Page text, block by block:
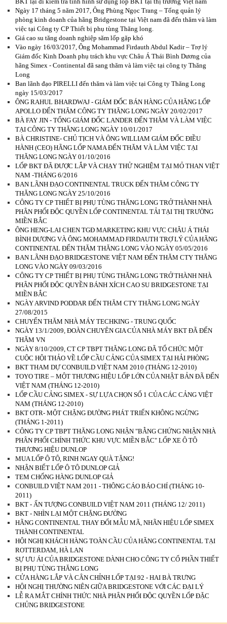
Ngày 17 tháng 5 năm 2017, Ông Phùng Ngọc Trang – Tổng quản lý
phòng kinh doanh của hãng Bridgestone tại Việt nam đã đến thăm và làm
việc tại Công ty CP Thiết bị phụ tùng Thăng long.
Giá cao su tăng doanh nghiệp săm lốp gặp khó
Vào ngày 16/03/2017, Ông Mohammad Firdauth Abdul Kadir – Trợ lý
Giám đốc Kinh Doanh phụ trách khu vực Châu Á Thái Bình Dương của
hãng Simex - Continental đã sang thăm và làm việc tại công ty Thăng
Long
Ban lãnh đạo PIRELLI đến thăm và làm việc tại Công ty Thăng Long
ngày 15/03/2017
ÔNG RAHUL BHARDWAJ - GIÁM ĐỐC BÁN HÀNG CỦA HÃNG LỐP
APOLLO ĐẾN THĂM CÔNG TY THĂNG LONG NGÀY 20/02/2017
BÀ FAY JIN - TỔNG GIÁM ĐỐC LANDER ĐẾN THĂM VÀ LÀM VIỆC
TẠI CÔNG TY THĂNG LONG NGÀY 10/01/2017
BÀ CHRISTINE- CHỦ TỊCH VÀ ÔNG WILLIAM GIÁM ĐỐC ĐIỀU
HÀNH (CEO) HÃNG LỐP NAMA ĐẾN THĂM VÀ LÀM VIỆC TẠI
THĂNG LONG NGÀY 01/10/2016
LỐP BKT ĐÃ ĐƯỢC LẮP VÀ CHẠY THỬ NGHIỆM TẠI MỎ THAN VIỆT
NAM -THÁNG 6/2016
BAN LÃNH ĐẠO CONTINENTAL TRUCK ĐẾN THĂM CÔNG TY
THĂNG LONG NGÀY 25/10/2016
CÔNG TY CP THIẾT BỊ PHỤ TÙNG THĂNG LONG TRỞ THÀNH NHÀ
PHÂN PHỐI ĐỘC QUYỀN LỐP CONTINENTAL TẢI TẠI THỊ TRƯỜNG
MIỀN BẮC
ÔNG HENG-LAI CHEN TGĐ MARKETING KHU VỰC CHÂU Á THÁI
BÌNH DƯƠNG VÀ ÔNG MOHAMMAD FIRDAUTH TRỢ LÝ CỦA HÃNG
CONTINENTAL ĐẾN THĂM THĂNG LONG VÀO NGÀY 05/05/2016
BAN LÃNH ĐẠO BRIDGESTONE VIỆT NAM ĐẾN THĂM CTY THĂNG
LONG VÀO NGÀY 09/03/2016
CÔNG TY CP THIẾT BỊ PHỤ TÙNG THĂNG LONG TRỞ THÀNH NHÀ
PHÂN PHỐI ĐỘC QUYỀN BÁNH XÍCH CAO SU BRIDGESTONE TẠI
MIỀN BẮC
NGÀY ARVIND PODDAR ĐẾN THĂM CTY THĂNG LONG NGÀY
27/08/2015
CHUYẾN THĂM NHÀ MÁY TECHKING - TRUNG QUỐC
NGÀY 13/1/2009, ĐOÀN CHUYÊN GIA CỦA NHÀ MÁY BKT ĐÃ ĐẾN
THĂM VN
NGÀY 8/10/2009, CT CP TBPT THĂNG LONG ĐÃ TỔ CHỨC MỘT
CUỘC HỘI THẢO VỀ LỐP CẦU CẢNG CỦA SIMEX TẠI HẢI PHÒNG
BKT THAM DỰ CONBUILD VIỆT NAM 2010 (THÁNG 12-2010)
TOYO TIRE – MỘT THƯƠNG HIỆU LỐP LỚN CỦA NHẬT BẢN ĐÃ ĐẾN
VIỆT NAM (THÁNG 12-2010)
LỐP CẦU CẢNG SIMEX - SỰ LỰA CHỌN SỐ 1 CỦA CÁC CẢNG VIỆT
NAM (THÁNG 12-2010)
BKT OTR- MỘT CHẶNG ĐƯỜNG PHÁT TRIỂN KHÔNG NGỪNG
(THÁNG 1-2011)
CÔNG TY CP TBPT THĂNG LONG NHẬN "BẰNG CHỨNG NHẬN NHÀ
PHÂN PHỐI CHÍNH THỨC KHU VỰC MIỀN BẮC" LỐP XE Ô TÔ
THƯƠNG HIỆU DUNLOP
MUA LỐP Ô TÔ, RINH NGAY QUÀ TẶNG!
NHẬN BIẾT LỐP Ô TÔ DUNLOP GIẢ
TEM CHỐNG HÀNG DUNLOP GIẢ
CONBUILD VIỆT NAM 2011 - THÔNG CÁO BÁO CHÍ (THÁNG 10-
2011)
BKT - ẤN TƯỢNG CONBUILD VIỆT NAM 2011 (THÁNG 12/ 2011)
BKT - NHÌN LẠI MỘT CHẶNG ĐƯỜNG
HÃNG CONTINENTAL THAY ĐỔI MẪU MÃ, NHÃN HIỆU LỐP SIMEX
THÀNH CONTINENTAL
HỘI NGHỊ KHÁCH HÀNG TOÀN CẦU CỦA HÃNG CONTINENTAL TẠI
ROTTERDAM, HÀ LAN
SỰ ƯU ÁI CỦA BRIDGESTONE DÀNH CHO CÔNG TY CỔ PHẦN THIẾT
BỊ PHỤ TÙNG THĂNG LONG
CỬA HÀNG LẮP VÀ CÂN CHỈNH LỐP TẠI 92 - HAI BÀ TRƯNG
HỘI NGHỊ THƯỜNG NIÊN GIỮA BRIDGESTONE VỚI CÁC ĐẠI LÝ
LỄ RA MẮT CHÍNH THỨC NHÀ PHÂN PHỐI ĐỘC QUYỀN LỐP ĐẶC
CHỦNG BRIDGESTONE